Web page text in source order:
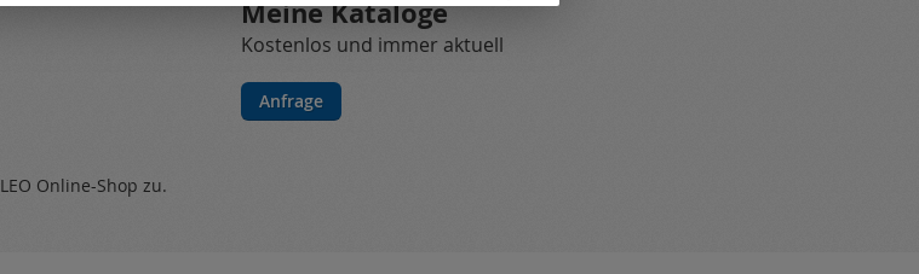
Meine Kataloge
Kostenlos und immer aktuell
Anfrage
Online-Shop zu.